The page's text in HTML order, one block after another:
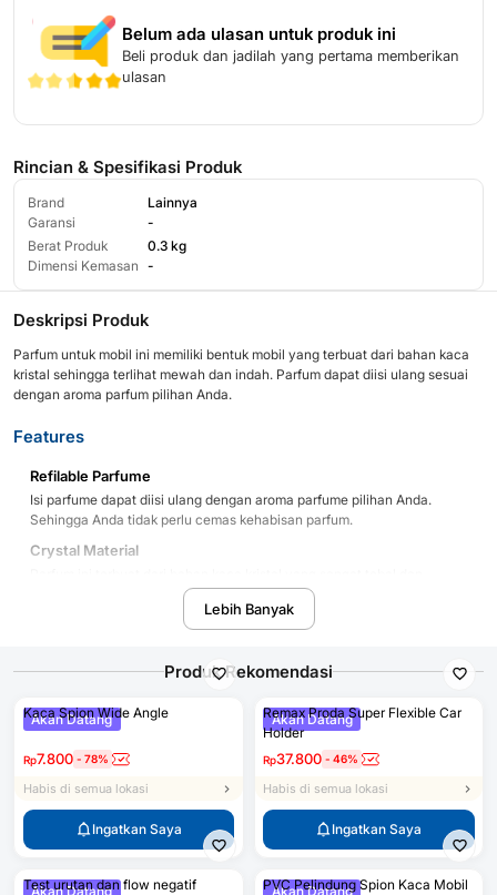
Belum ada ulasan untuk produk ini
Beli produk dan jadilah yang pertama memberikan
ulasan
Rincian & Spesifikasi Produk
Brand
Lainnya
Garansi
-
Berat Produk
0.3 kg
Dimensi Kemasan -
Deskripsi Produk
Parfum untuk mobil ini memiliki bentuk mobil yang terbuat dari bahan kaca
kristal sehingga terlihat mewah dan indah. Parfum dapat diisi ulang sesuai
dengan aroma parfum pilihan Anda.
Features
Refilable Parfume
Isi parfume dapat diisi ulang dengan aroma parfume pilihan Anda.
Sehingga Anda tidak perlu cemas kehabisan parfum.
Crystal Material
bening sehingga terlihat indah dan mewah untuk dijadikan pajangan.
mobil Anda.
Package Contents
Barang-barang yang Anda dapat dalam kotak produk:
1 x Parfume
Lebih Banyak
Produk Rekomendasi
Akan Datang
Kaca Spion Wide Angle
Rp7.800 - 78%
Habis di semua lokasi
Ingatkan Saya
Akan Datang
Remax Proda Super Flexible Car
Holder
Rp37.800 - 46%
Habis di semua lokasi
Ingatkan Saya
Akan Datang
Test urutan dan flow negatif
Akan Datang
PVC Pelindung Spion Kaca Mobil